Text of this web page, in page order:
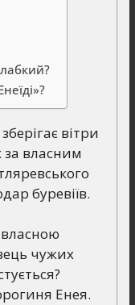
вітри
за власним
буревіїв.
чужих
Енея.